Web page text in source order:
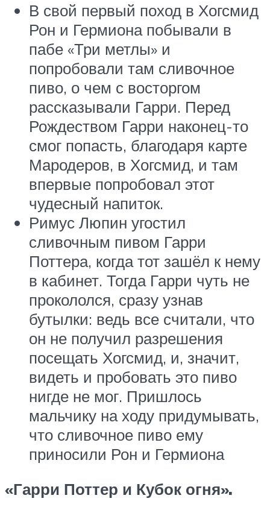
В свой первый поход в Хогсмид
Рон и Гермиона побывали в
пабе «Три метлы» и
попробовали там сливочное
пиво, о чем с восторгом
рассказывали Гарри. Перед
Рождеством Гарри наконец-то
смог попасть, благодаря карте
Мародеров, в Хогсмид, и там
впервые попробовал этот
чудесный напиток.
Римус Люпин угостил
сливочным пивом Гарри
Поттера, когда тот зашёл к нему
в кабинет. Тогда Гарри чуть не
прокололся, сразу узнав
бутылки: ведь все считали, что
он не получил разрешения
посещать Хогсмид, и, значит,
видеть и пробовать это пиво
нигде не мог. Пришлось
мальчику на ходу придумывать,
что сливочное пиво ему
приносили Рон и Гермиона
«Гарри Поттер и Кубок огня».